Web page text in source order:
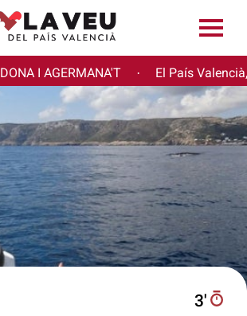
DONA I AGERMANA'T · El País
3′